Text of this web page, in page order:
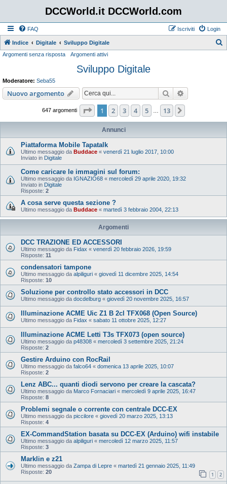
DCCWorld.it DCCWorld.com
FAQ Login
Iscriviti
Indice Digitale Sviluppo Digitale
Argomenti senza risposta Argomenti attivi
Sviluppo Digitale
Moderatore: Seba55
Nuovo argomento Cerca
647 argomenti Pagina di 13
1 2 3 4 5 13
Annunci
Piattaforma Mobile Tapatalk
Ultimo messaggio da Buddace « venerdì 21 luglio 2017, 10:00
Inviato in Digitale
Come caricare le immagini sul forum:
Ultimo messaggio da IGNAZIO68 « mercoledì 29 aprile 2020, 19:32
Inviato in Digitale
Risposte: 2
A cosa serve questa sezione ?
Ultimo messaggio da Buddace « martedì 3 febbraio 2004, 22:13
Argomenti
DCC TRAZIONE ED ACCESSORI
Ultimo messaggio da Fidax « venerdì 20 febbraio 2026, 19:59
Risposte: 11
condensatori tampone
Ultimo messaggio da alpiliguri « giovedì 11 dicembre 2025, 14:54
Risposte: 10
Soluzione per controllo stato accessori in DCC
Ultimo messaggio da docdelburg « giovedì 20 novembre 2025, 16:57
Illuminazione ACME Uic Z1 B 2cl TFX068 (Open Source)
Ultimo messaggio da Fidax « sabato 11 ottobre 2025, 12:27
Illuminazione ACME Letti T3s TFX073 (open source)
Ultimo messaggio da p48308 « mercoledì 3 settembre 2025, 21:24
Risposte: 2
Gestire Arduino con RocRail
Ultimo messaggio da falco64 « domenica 13 aprile 2025, 10:07
Risposte: 2
Lenz ABC... quanti diodi servono per creare la cascata?
Ultimo messaggio da Marco Fornaciari « mercoledì 9 aprile 2025, 16:47
Risposte: 8
Problemi segnale o corrente con centrale DCC-EX
Ultimo messaggio da piccilore « giovedì 20 marzo 2025, 13:13
Risposte: 4
EX‑CommandStation basata su DCC-EX (Arduino) wifi instabile
Ultimo messaggio da alpiliguri « mercoledì 12 marzo 2025, 11:57
Risposte: 3
Marklin e z21
Ultimo messaggio da Zampa di Lepre « martedì 21 gennaio 2025, 11:49
Risposte: 20 1 2